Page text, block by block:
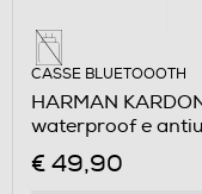
CASSE BLUETOOOTH
HARMAN
waterproof e
€ 49,90